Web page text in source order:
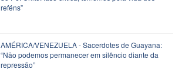
reféns”
AMÉRICA/VENEZUELA - Sacerdotes de Guayana:
“Não podemos permanecer em silêncio diante da
repressão”